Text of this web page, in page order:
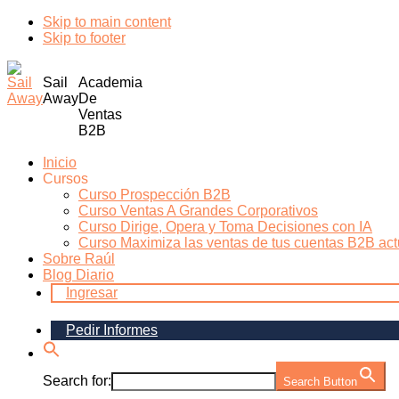
Skip to main content
Skip to footer
Additional
menu
Sail
Away
Academia
De
Ventas
B2B
Inicio
Cursos
Curso Prospección B2B
Curso Ventas A Grandes Corporativos
Curso Dirige, Opera y Toma Decisiones con IA
Curso Maximiza las ventas de tus cuentas B2B
Sobre Raúl
Blog Diario
Ingresar
Pedir Informes
Search for: Search Button